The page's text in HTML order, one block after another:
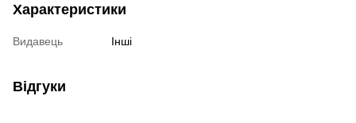
Характеристики
Видавець Інші
Відгуки